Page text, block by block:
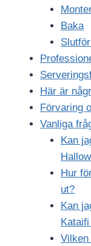
Baka
Här är
Förvaring
Vanliga
Kan
Hur
ut?
Kan